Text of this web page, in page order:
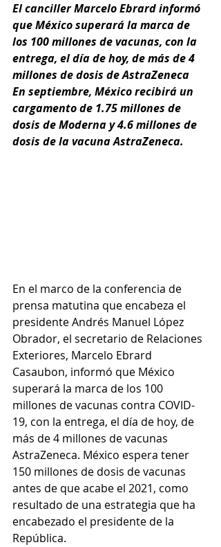
El canciller Marcelo Ebrard informó
que México superará la marca de
los 100 millones de vacunas, con la
entrega, el día de hoy, de más de 4
millones de dosis de AstraZeneca
En septiembre, México recibirá un
cargamento de 1.75 millones de
dosis de Moderna y 4.6 millones de
dosis de la vacuna AstraZeneca.
En el marco de la conferencia de
prensa matutina que encabeza el
presidente Andrés Manuel López
Obrador, el secretario de Relaciones
Exteriores, Marcelo Ebrard
Casaubon, informó que México
superará la marca de los 100
millones de vacunas contra COVID-
19, con la entrega, el día de hoy, de
más de 4 millones de vacunas
AstraZeneca. México espera tener
150 millones de dosis de vacunas
antes de que acabe el 2021, como
resultado de una estrategia que ha
encabezado el presidente de la
República.